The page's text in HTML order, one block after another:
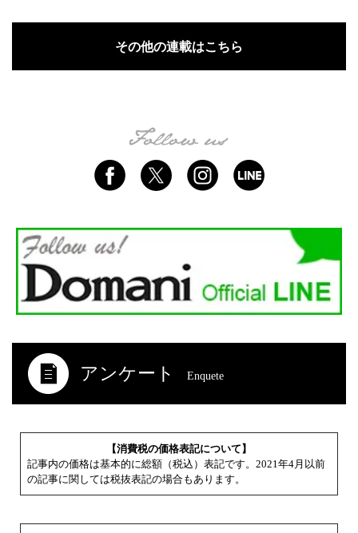
その他の連載はこちら
アンケート Enquete
【消費税の価格表記について】
記事内の価格は基本的に総額（税込）表記です。2021年4月以前
の記事に関しては税抜表記の場合もあります。